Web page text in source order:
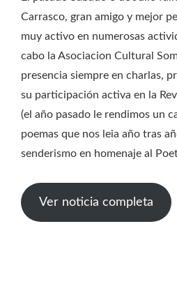
Carrasco, gran amigo y mejor
muy activo en numerosas
cabo la Asociacion Cultural
presencia siempre en charlas,
su participación activa en la
(el año pasado le rendimos un
poemas que nos leia año tras
senderismo en homenaje al
Ver noticia completa